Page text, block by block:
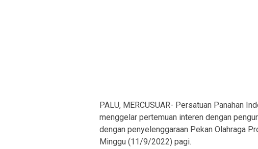
PALU, MERCUSUAR- Persatuan Panahan
menggelar pertemuan interen dengan
dengan penyelenggaraan Pekan Olahraga
Minggu (11/9/2022) pagi.